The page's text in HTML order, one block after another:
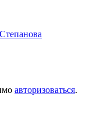
авторизоваться.